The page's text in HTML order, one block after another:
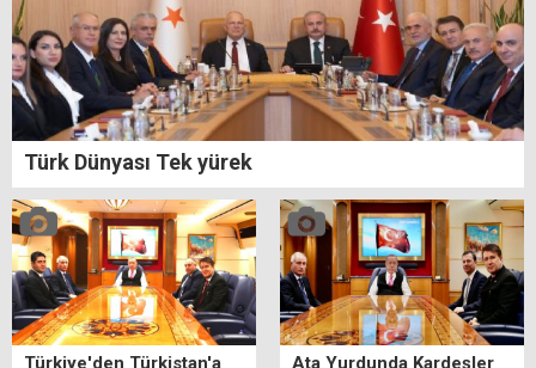
Türk Dünyası Tek yürek
Türkiye'den Türkistan'a
Ata Yurdunda Kardeşler